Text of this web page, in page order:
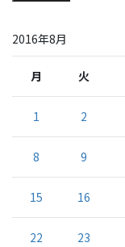
2016年8月
月 火
1 2
8 9
15 16
22 23